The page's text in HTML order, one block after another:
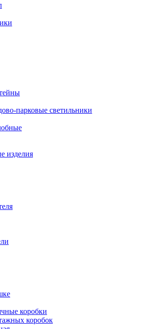
парковые светильники
изделия
коробки
коробок